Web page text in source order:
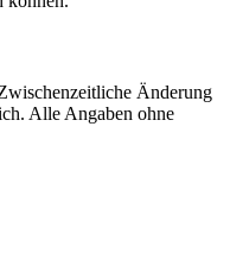
Änderung
Alle Angaben ohne